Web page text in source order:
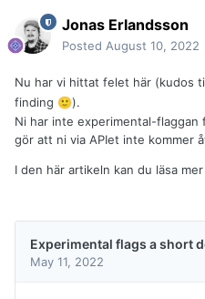
Jonas Erlandsson
Posted August 10, 2022
Nu har vi hittat felet här (kudos
finding 🙂).
Ni har inte experimental-flaggan
gör att ni via APIet inte kommer
I den här artikeln kan du läsa